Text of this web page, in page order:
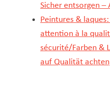
Sicher entsorgen
Peintures &
attention à la
sécurité/Farben &
auf Qualität